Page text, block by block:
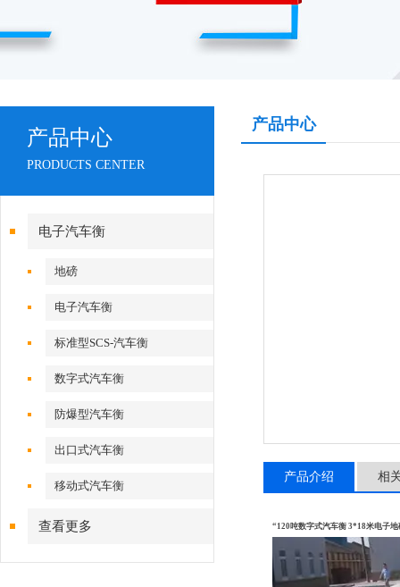
产品中心
PRODUCTS CENTER
电子汽车衡
地磅
电子汽车衡
标准型SCS-汽车衡
数字式汽车衡
防爆型汽车衡
出口式汽车衡
移动式汽车衡
查看更多
产品中心
产品介绍 相
“120吨数字式汽车衡 3*18米电子地